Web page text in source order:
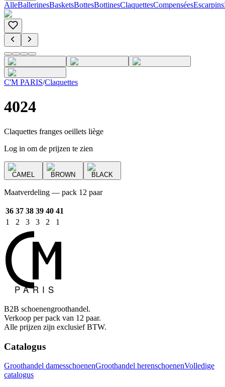
AlleBallerinesBasketsBottesBottinesClaquettesCompenséesEscarpins
C'M PARIS/Claquettes
4024
Claquettes franges oeillets liège
Log in om de prijzen te zien
CAMEL BROWN BLACK
Maatverdeling — pack 12 paar
36 37 38 39 40 41
1
2 3 3 2 1
B2B schoenengroothandel.
Verkoop per pack van 12 paar.
Alle prijzen zijn exclusief BTW.
Catalogus
Groothandel damesschoenenGroothandel herenschoenenVolledige
catalogus